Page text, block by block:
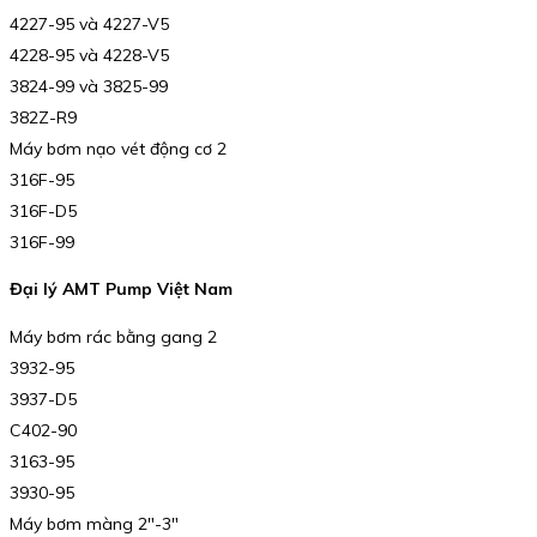
4227-95 và 4227-V5
4228-95 và 4228-V5
3824-99 và 3825-99
382Z-R9
Máy bơm nạo vét động cơ 2
316F-95
316F-D5
316F-99
Đại lý AMT Pump Việt Nam
Máy bơm rác bằng gang 2
3932-95
3937-D5
C402-90
3163-95
3930-95
Máy bơm màng 2″-3″